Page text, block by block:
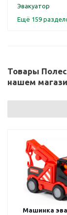
Эвакуатор
Ещё 159
Товары
нашем
Машинка